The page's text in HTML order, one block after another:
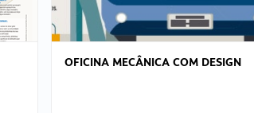
OFICINA MECÂNICA COM DESIGN